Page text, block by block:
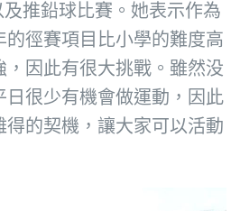
推鉛球比賽。她表示作為
的徑賽項目比小學的難度高
，因此有很大挑戰。雖然没
日很少有機會做運動，因此
得的契機，讓大家可以活動